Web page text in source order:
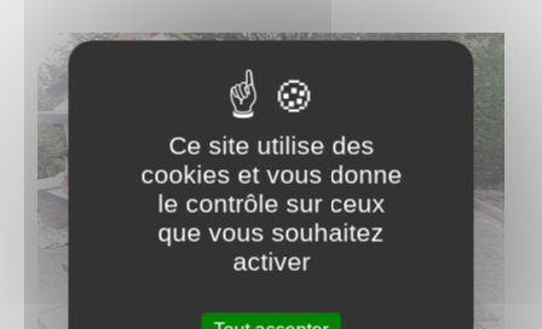
Ce site utilise des
cookies et vous donne
le contrôle sur ceux
que vous souhaitez
activer